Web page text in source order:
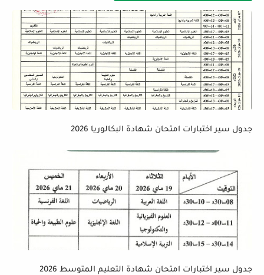
جدول سير اختبارات امتحان شهادة البكالوريا 2026
جدول سير اختبارات امتحان شهادة التعليم المتوسط 2026